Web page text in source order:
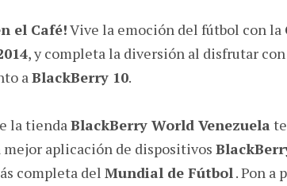
el Café!Vive la emoción del fútbol con la
, y completa la diversión al disfrutar
aBlackBerry 10.
la tiendaBlackBerry World Venezuela
mejor aplicación de dispositivos
completa del Mundial de Fútbol.Pon a